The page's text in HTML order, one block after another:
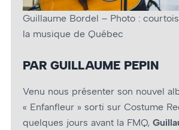
Guillaume Bordel – Photo :
la musique de Québec
PAR GUILLAUME PEPIN
Venu nous présenter son nouvel
« Enfanfleur » sorti sur Costume
quelques jours avant la FMQ,